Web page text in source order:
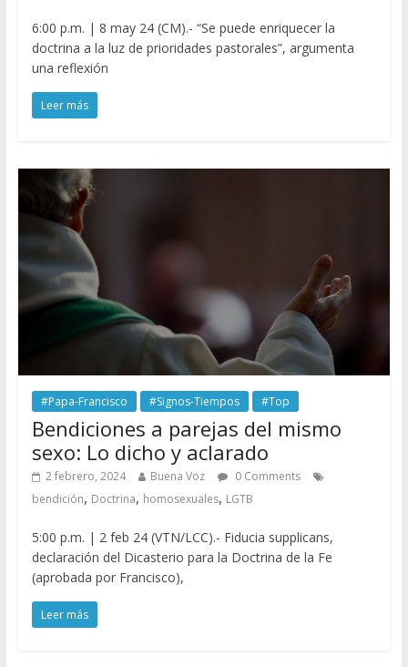
6:00 p.m. | 8 may 24 (CM).- “Se puede enriquecer la
doctrina a la luz de prioridades pastorales”, argumenta
una reflexión
Leer más
#Papa-Francisco #Signos-Tiempos #Top
Bendiciones a parejas del mismo
sexo: Lo dicho y aclarado
2 febrero, 2024 Buena Voz
0 Comments
bendición, Doctrina, homosexuales, LGTB
5:00 p.m. | 2 feb 24 (VTN/LCC).- Fiducia supplicans,
declaración del Dicasterio para la Doctrina de la Fe
(aprobada por Francisco),
Leer más